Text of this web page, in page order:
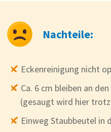
Nachteile:
Eckenreinigung nicht
Ca. 6 cm bleiben an
(gesaugt wird hier
Einweg Staubbeutel in